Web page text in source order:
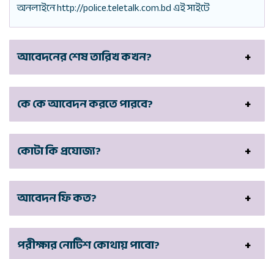
অনলাইনে http://police.teletalk.com.bd এই সাইটে
আবেদনের শেষ তারিখ কখন?
কে কে আবেদন করতে পারবে?
কোটা কি প্রযোজ্য?
আবেদন ফি কত?
পরীক্ষার নোটিশ কোথায় পাবো?